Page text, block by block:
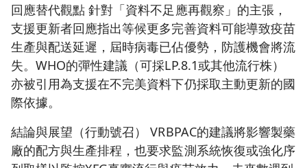
回應替代觀點 針對「資料不足應再觀察」的主張，
支援更新者回應指出等候更多完善資料可能導致疫苗
生產與配送延遲，屆時病毒已佔優勢，防護機會將流
失。WHO的彈性建議（可採LP.8.1或其他流行株）
亦被引用為支援在不完美資料下仍採取主動更新的國
際依據。
結論與展望（行動號召） VRBPAC的建議將影響製藥
廠的配方與生產排程，也要求監測系統恢復或強化序